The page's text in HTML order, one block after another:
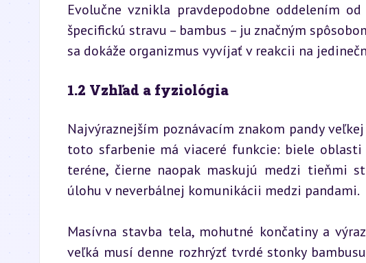
Evolučne vznikla pravdepodobne oddelením
špecifickú stravu – bambus – ju značným
sa dokáže organizmus vyvíjať v reakcii na
1.2 Vzhľad a fyziológia
Najvýraznejším poznávacím znakom pandy
toto sfarbenie má viaceré funkcie: biele oblasti
teréne, čierne naopak maskujú medzi tieňmi
úlohu v neverbálnej komunikácii medzi pandami.
Masívna stavba tela, mohutné končatiny a
veľká musí denne rozhrýzť tvrdé stonky